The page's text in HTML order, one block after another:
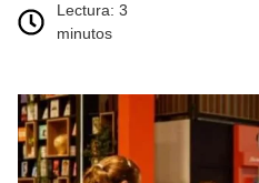
Lectura: 3
minutos